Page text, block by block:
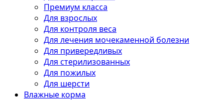
Премиум класса
Для взрослых
Для контроля веса
Для лечения мочекаменной болезни
Для привередливых
Для стерилизованных
Для пожилых
Для шерсти
Влажные корма